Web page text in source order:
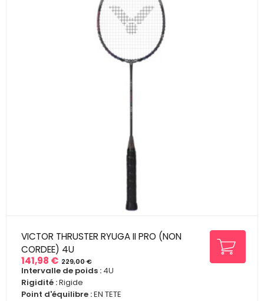
VICTOR THRUSTER RYUGA II PRO (NON
CORDEE) 4U
Prix
141,98 €
Prix
de
base
229,00 €
Intervalle de poids : 4U
Rigidité :Rigide
Point d'équilibre :EN TETE